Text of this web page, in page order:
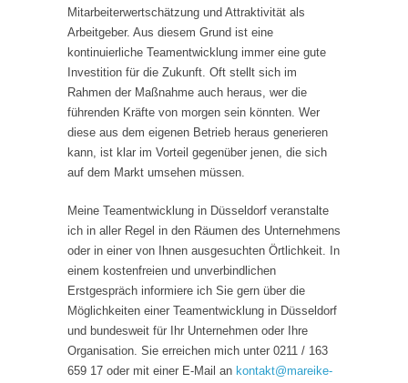
Mitarbeiterwertschätzung und Attraktivität als
Arbeitgeber. Aus diesem Grund ist eine
kontinuierliche Teamentwicklung immer eine gute
Investition für die Zukunft. Oft stellt sich im
Rahmen der Maßnahme auch heraus, wer die
führenden Kräfte von morgen sein könnten. Wer
diese aus dem eigenen Betrieb heraus generieren
kann, ist klar im Vorteil gegenüber jenen, die sich
auf dem Markt umsehen müssen.
Meine Teamentwicklung in Düsseldorf veranstalte
ich in aller Regel in den Räumen des Unternehmens
oder in einer von Ihnen ausgesuchten Örtlichkeit. In
einem kostenfreien und unverbindlichen
Erstgespräch informiere ich Sie gern über die
Möglichkeiten einer Teamentwicklung in Düsseldorf
und bundesweit für Ihr Unternehmen oder Ihre
Organisation. Sie erreichen mich unter 0211 / 163
659 17 oder mit einer E-Mail an kontakt@mareike-